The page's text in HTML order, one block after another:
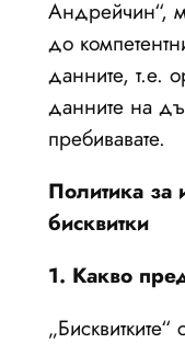
Андрейчин“,
до
данните, т.е.
данните на
пребивавате.
Политика за
бисквитки
1. Какво